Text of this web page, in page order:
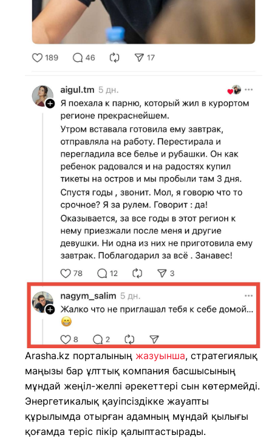
Arasha.kz порталының жазуынша, стратегиялық
маңызы бар ұлттық компания басшысының
мұндай жеңіл-желпі әрекеттері сын көтермейді.
Энергетикалық қауіпсіздікке жауапты
құрылымда отырған адамның мұндай қылығы
қоғамда теріс пікір қалыптастырады.